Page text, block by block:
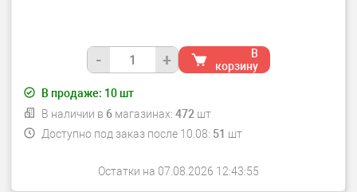
- +
В
корзину
В продаже: 10шт
В наличии в 6 магазинах: 472 шт
Доступно под заказ после 10.08: 51 шт
Остатки на 07.08.2026 12:43:55